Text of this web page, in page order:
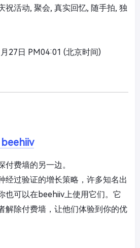
祝活动, 聚会, 真实回忆, 随手拍, 独
月27日 PM04:01 (北京时间)
付费墙的另一边。
经过验证的增长策略，许多知名出
也可以在beehiiv上使用它们。它
解除付费墙，让他们体验到你的优